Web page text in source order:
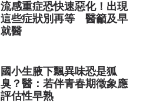
流感重症恐快速惡化！出現
這些症狀別再等 醫籲及早
就醫
國小生腋下飄異味恐是狐
臭？醫：若伴青春期徵象應
評估性早熟